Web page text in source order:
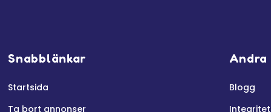
Snabblänkar
Startsida
Ta bort annonser
Andra
Blogg